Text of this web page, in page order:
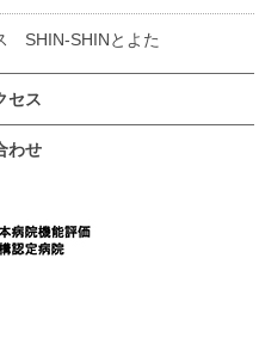
SHIN-SHINとよた
セス
わせ